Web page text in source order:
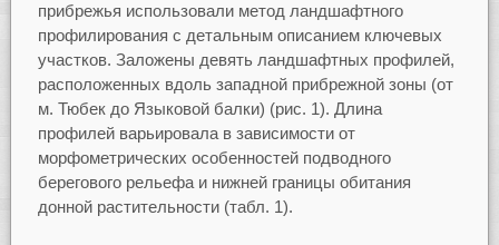
прибрежья использовали метод ландшафтного
профилирования с детальным описанием ключевых
участков. Заложены девять ландшафтных профилей,
расположенных вдоль западной прибрежной зоны (от
м. Тюбек до Языковой балки) (рис. 1). Длина
профилей варьировала в зависимости от
морфометрических особенностей подводного
берегового рельефа и нижней границы обитания
донной растительности (табл. 1).